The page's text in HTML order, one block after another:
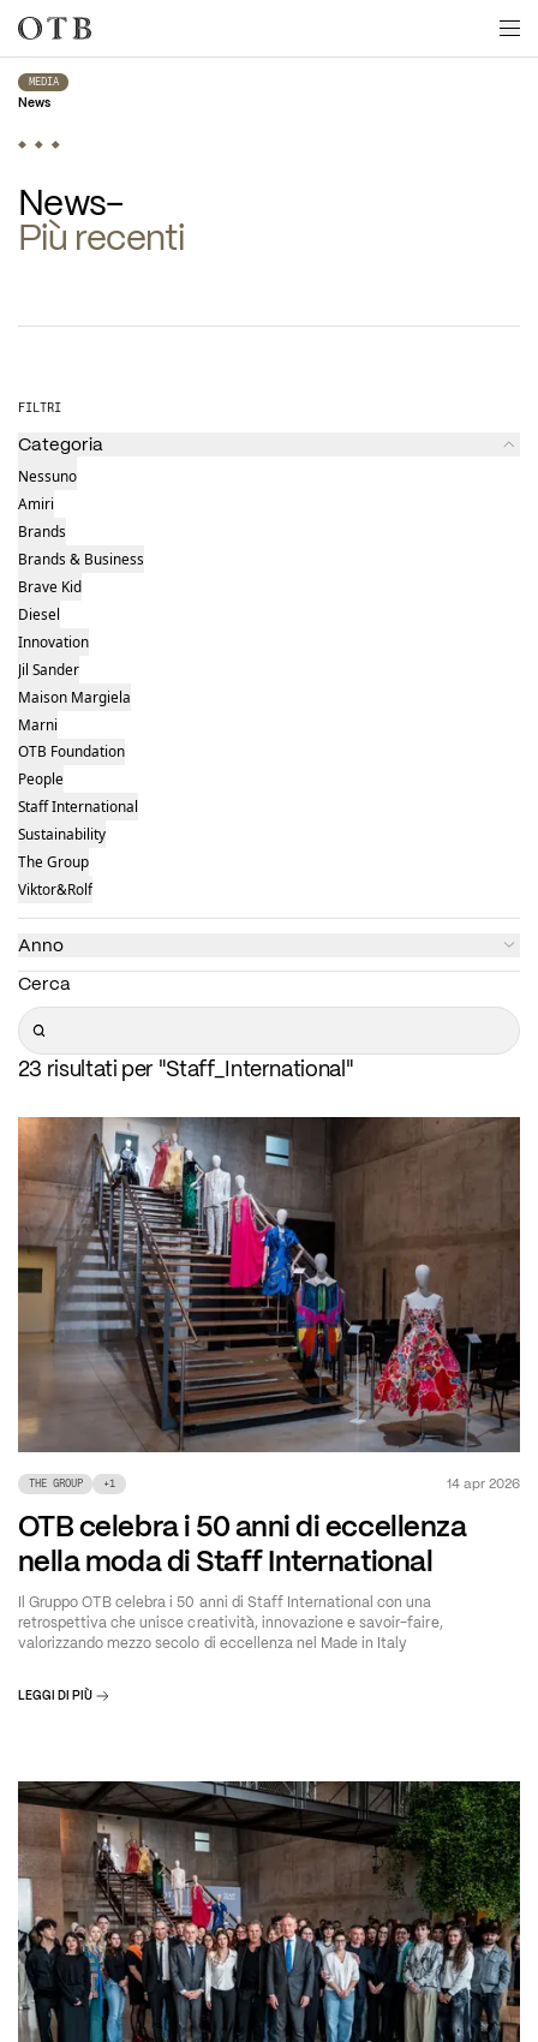
Skip to main content
MEDIA
News
Più recenti
Ultime Notizie
FILTRI
Categoria
Nessuno
Amiri
Brands
Brands & Business
Brave Kid
Diesel
Innovation
Jil Sander
Maison Margiela
Marni
OTB Foundation
People
Staff International
Sustainability
The Group
Viktor&Rolf
Anno
Cerca
Search
23 risultati per "Staff_International"
THE GROUP +1 14 apr 2026
OTB celebra i 50 anni di eccellenza
nella moda di Staff International
Il Gruppo OTB celebra i 50 anni di Staff International con una
retrospettiva che unisce creatività, innovazione e savoir-faire,
valorizzando mezzo secolo di eccellenza nel Made in Italy
LEGGI DI PIÙ